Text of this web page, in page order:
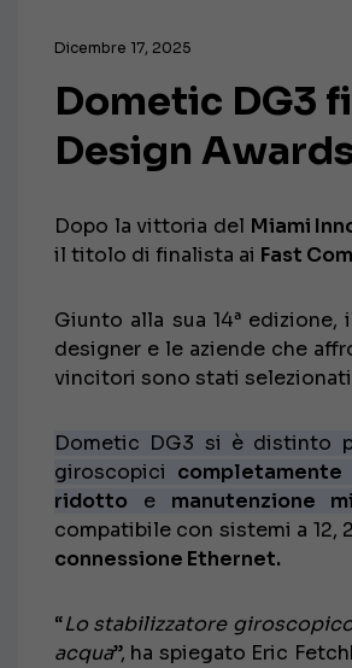
Dicembre 17, 2025
Dometic DG3
Design
Dopo la vittoria del Miami
il titolo di finalista ai Fast
Giunto alla sua 14ª
designer e le aziende che
vincitori sono stati
Dometic DG3 si è distinto
giroscopici
ridotto e manutenzione
compatibile con sistemi a 12,
connessione Ethernet.
“Lo stabilizzatore
acqua”, ha spiegato Eric